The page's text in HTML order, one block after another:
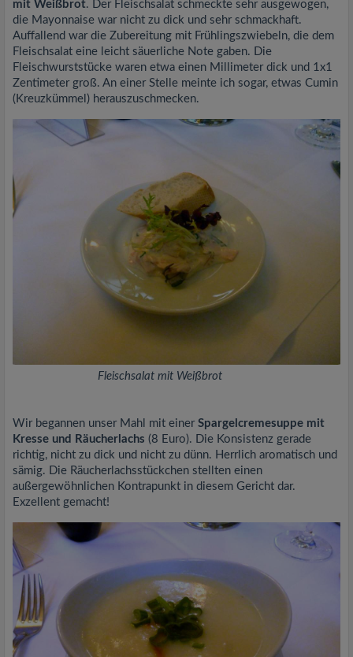
mit Weißbrot. Der Fleischsalat schmeckte sehr ausgewogen,
die Mayonnaise war nicht zu dick und sehr schmackhaft.
Auffallend war die Zubereitung mit Frühlingszwiebeln, die dem
Fleischsalat eine leicht säuerliche Note gaben. Die
Fleischwurststücke waren etwa einen Millimeter dick und 1x1
Zentimeter groß. An einer Stelle meinte ich sogar, etwas Cumin
(Kreuzkümmel) herauszuschmecken.
Fleischsalat mit Weißbrot
Wir begannen unser Mahl mit einer Spargelcremesuppe mit
Kresse und Räucherlachs (8 Euro). Die Konsistenz gerade
richtig, nicht zu dick und nicht zu dünn. Herrlich aromatisch und
sämig. Die Räucherlachsstückchen stellten einen
außergewöhnlichen Kontrapunkt in diesem Gericht dar.
Exzellent gemacht!